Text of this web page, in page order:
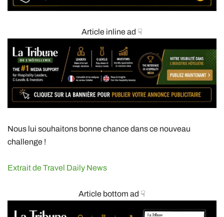
Article inline ad ☟
Nous lui souhaitons bonne chance dans ce nouveau
challenge !
Extrait de Travel Daily News
Article bottom ad ☟